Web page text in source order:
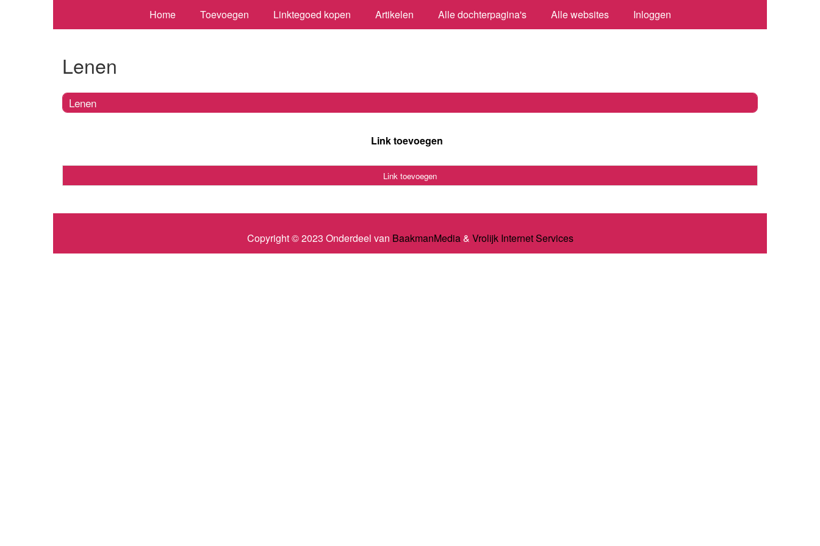
Home Toevoegen Linktegoed kopen Artikelen Alle dochterpagina's Alle websites Inloggen
Lenen
Lenen
Link toevoegen
Link toevoegen
Copyright © 2023 Onderdeel van BaakmanMedia& Vrolijk Internet Services